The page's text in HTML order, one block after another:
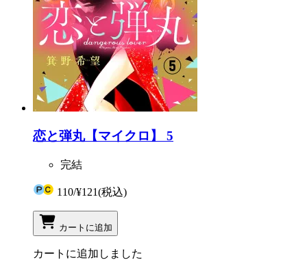
恋と弾丸【マイクロ】 5
完結
110/¥121(税込)
カートに追加
カートに追加しました